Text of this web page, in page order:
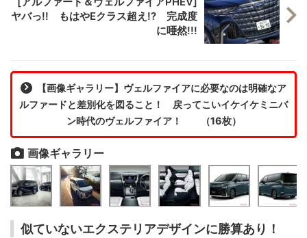
ヤバっ!! もはやEクラス超え!? 完成度
に唖然!!!
【画像ギャラリー】ヴェルファイアに必要なのは明確なア
ルファードと差別化を図ること！ 戻ってこいイケイケミニバ
ン時代のヴェルファイア！ （16枚）
画像ギャラリー
似ていないエクステリアデザインに勝算あり！